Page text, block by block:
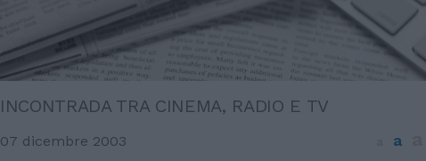
INCONTRADA TRA CINEMA, RADIO E TV
07 dicembre 2003 a